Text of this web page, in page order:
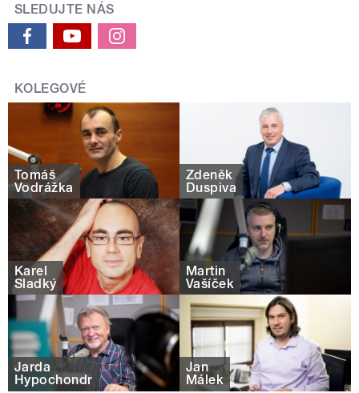
SLEDUJTE NÁS
KOLEGOVÉ
Tomáš
Vodrážka
Zdeněk
Duspiva
Karel
Sladký
Martin
Vašíček
Jarda
Hypochondr
Jan
Málek